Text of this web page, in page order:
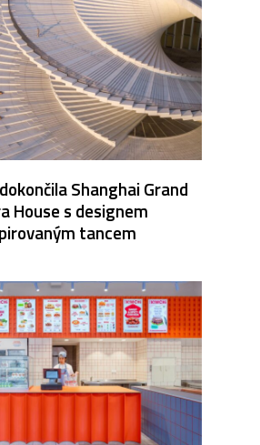
Shanghai Grand
House s designem
tancem